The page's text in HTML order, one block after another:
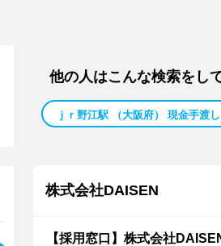
他の人はこんな検索をし
ｊｒ野江駅 （大阪府） 現金手渡し
株式会社DAISEN
【採用窓口】株式会社